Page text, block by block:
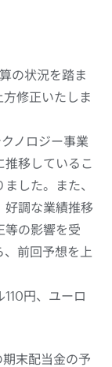
の状況を踏ま
修正いたしま
ノロジー事業
推移しているこ
した。また、
好調な業績推移
等の影響を受
前回予想を上
円、ユーロ
末配当金の予